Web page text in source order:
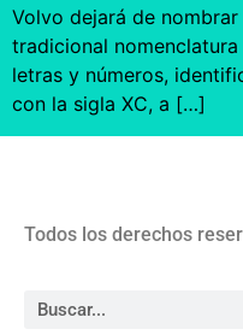
Volvo dejará de
tradicional
letras y números,
con la sigla XC, a […]
Todos los derechos